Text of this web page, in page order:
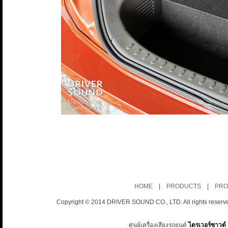
HOME| PRODUCTS|
Copyright © 2014 DRIVER SOUND CO., LTD. All rights
ศูนย์เครื่องเสียงรถยนต์ ไดรเวอร์ซาวด์